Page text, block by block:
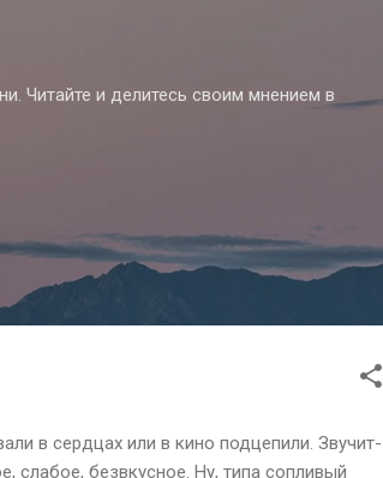
Читайте и делитесь своим мнением в
в сердцах или в кино подцепили. Звучит-
слабое, безвкусное. Ну, типа сопливый